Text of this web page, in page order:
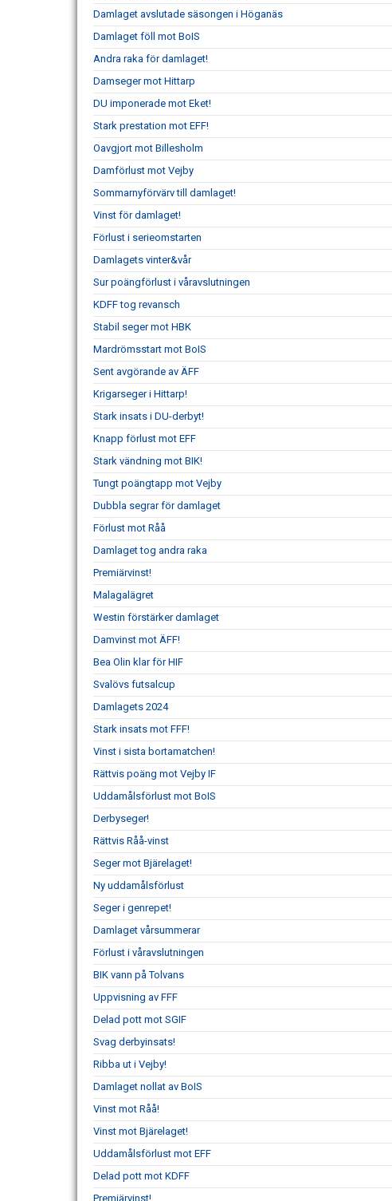
Damlaget avslutade säsongen i Höganäs
Damlaget föll mot BoIS
Andra raka för damlaget!
Damseger mot Hittarp
DU imponerade mot Eket!
Stark prestation mot EFF!
Oavgjort mot Billesholm
Damförlust mot Vejby
Sommarnyförvärv till damlaget!
Vinst för damlaget!
Förlust i serieomstarten
Damlagets vinter&vår
Sur poängförlust i våravslutningen
KDFF tog revansch
Stabil seger mot HBK
Mardrömsstart mot BoIS
Sent avgörande av ÄFF
Krigarseger i Hittarp!
Stark insats i DU-derbyt!
Knapp förlust mot EFF
Stark vändning mot BIK!
Tungt poängtapp mot Vejby
Dubbla segrar för damlaget
Förlust mot Råå
Damlaget tog andra raka
Premiärvinst!
Malagalägret
Westin förstärker damlaget
Damvinst mot ÄFF!
Bea Olin klar för HIF
Svalövs futsalcup
Damlagets 2024
Stark insats mot FFF!
Vinst i sista bortamatchen!
Rättvis poäng mot Vejby IF
Uddamålsförlust mot BoIS
Derbyseger!
Rättvis Råå-vinst
Seger mot Bjärelaget!
Ny uddamålsförlust
Seger i genrepet!
Damlaget vårsummerar
Förlust i våravslutningen
BIK vann på Tolvans
Uppvisning av FFF
Delad pott mot SGIF
Svag derbyinsats!
Ribba ut i Vejby!
Damlaget nollat av BoIS
Vinst mot Råå!
Vinst mot Bjärelaget!
Uddamålsförlust mot EFF
Delad pott mot KDFF
Premiärvinst!